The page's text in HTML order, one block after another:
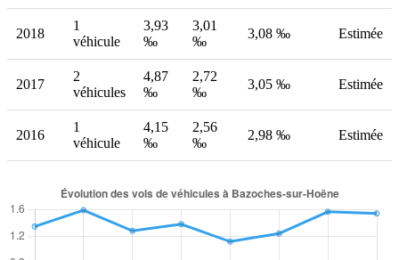
2018
1
véhicule
3,93
‰
3,01
‰
3,08 ‰ Estimée
2017
2
véhicules
4,87
‰
2,72
‰
3,05 ‰ Estimée
2016
1
véhicule
4,15
‰
2,56
‰
2,98 ‰ Estimée